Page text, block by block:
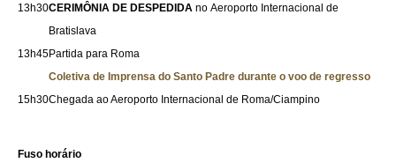
13h30CERIMÔNIA DE DESPEDIDA no Aeroporto Internacional de
Bratislava
13h45Partida para Roma
Coletiva de Imprensa do Santo Padre durante o voo de regresso
15h30Chegada ao Aeroporto Internacional de Roma/Ciampino
Fuso horário